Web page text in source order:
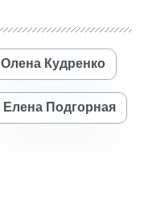
Олена Кудренко
Елена Подгорная